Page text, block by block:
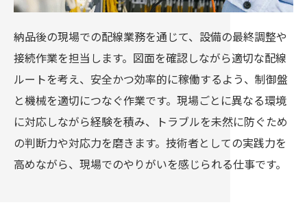
納品後の現場での配線業務を通じて、設備の最終調整や
接続作業を担当します。図面を確認しながら適切な配線
ルートを考え、安全かつ効率的に稼働するよう、制御盤
と機械を適切につなぐ作業です。現場ごとに異なる環境
に対応しながら経験を積み、トラブルを未然に防ぐため
の判断力や対応力を磨きます。技術者としての実践力を
高めながら、現場でのやりがいを感じられる仕事です。